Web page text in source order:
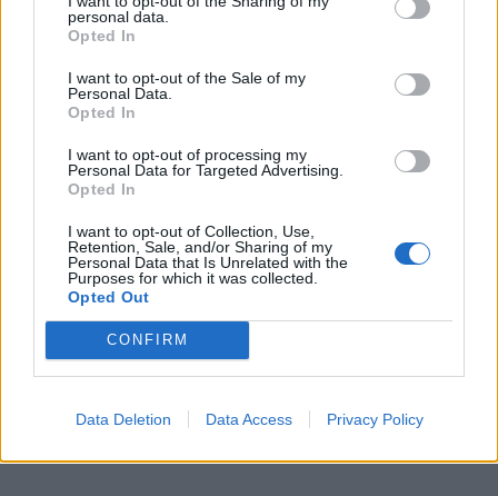
personal data.
Opted In
I want to opt-out of the Sale of my
Personal Data.
Opted In
I want to opt-out of processing my
Personal Data for Targeted Advertising.
Opted In
I want to opt-out of Collection, Use,
Retention, Sale, and/or Sharing of my
Personal Data that Is Unrelated with the
Purposes for which it was collected.
Opted Out
CONFIRM
Data Deletion Data Access Privacy Policy
užtenka
Šiuo metu skaitomiausi
Trijų Zodiako ženklų jau
triumfas visuose reikaluose
Taro kortų horoskopas rugpjūčio 6
Jaučiams – greiti sprendimai
laukė